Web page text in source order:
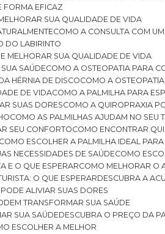
FORMA EFICAZ
SUA QUALIDADE DE VIDA
COMO A CONSULTA COM
DO LABIRINTO
MELHORAR SUA QUALIDADE DE VIDA
SAÚDE
COMO A OSTEOPATIA PARA
HÉRNIA DE DISCO
COMO A
DE VIDA
COMO A PALMILHA PARA
SUAS DORES
COMO A QUIROPRAXIA
COMO AS PALMILHAS AJUDAM NO SEU
SEU CONFORTO
COMO ENCONTRAR
COMO ESCOLHER A PALMILHA IDEAL
NECESSIDADES DE SAÚDE
COMO
E O QUE ESPERAR
COMO MELHORAR O
O QUE ESPERAR
DESCUBRA A
ALIVIAR SUAS DORES
TRANSFORMAR SUA SAÚDE
SUA SAÚDE
DESCUBRA O PREÇO DA
ESCOLHER A MELHOR